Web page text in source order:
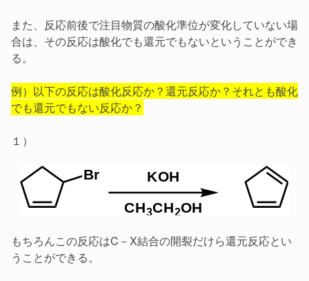
また、反応前後で注目物質の酸化準位が変化していない場
合は、その反応は酸化でも還元でもないということができ
る。
例）以下の反応は酸化反応か？還元反応か？それとも酸化
でも還元でもない反応か？
１）
もちろんこの反応はC－X結合の開裂だけら還元反応とい
うことができる。